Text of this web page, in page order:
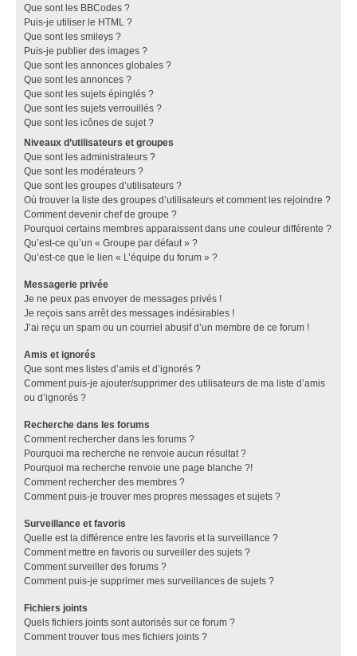
Que sont les BBCodes ?
Puis-je utiliser le HTML ?
Que sont les smileys ?
Puis-je publier des images ?
Que sont les annonces globales ?
Que sont les annonces ?
Que sont les sujets épinglés ?
Que sont les sujets verrouillés ?
Que sont les icônes de sujet ?
Niveaux d’utilisateurs et groupes
Que sont les administrateurs ?
Que sont les modérateurs ?
Que sont les groupes d’utilisateurs ?
Où trouver la liste des groupes d’utilisateurs et comment les rejoindre ?
Comment devenir chef de groupe ?
Pourquoi certains membres apparaissent dans une couleur différente ?
Qu’est-ce qu’un « Groupe par défaut » ?
Qu’est-ce que le lien « L’équipe du forum » ?
Messagerie privée
Je ne peux pas envoyer de messages privés !
Je reçois sans arrêt des messages indésirables !
J’ai reçu un spam ou un courriel abusif d’un membre de ce forum !
Amis et ignorés
Que sont mes listes d’amis et d’ignorés ?
Comment puis-je ajouter/supprimer des utilisateurs de ma liste d’amis
ou d’ignorés ?
Recherche dans les forums
Comment rechercher dans les forums ?
Pourquoi ma recherche ne renvoie aucun résultat ?
Pourquoi ma recherche renvoie une page blanche ?!
Comment rechercher des membres ?
Comment puis-je trouver mes propres messages et sujets ?
Surveillance et favoris
Quelle est la différence entre les favoris et la surveillance ?
Comment mettre en favoris ou surveiller des sujets ?
Comment surveiller des forums ?
Comment puis-je supprimer mes surveillances de sujets ?
Fichiers joints
Quels fichiers joints sont autorisés sur ce forum ?
Comment trouver tous mes fichiers joints ?